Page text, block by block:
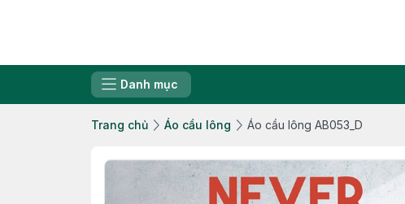
Danh mục
Trang chủ Áo cầu lông Áo cầu lông AB053_D